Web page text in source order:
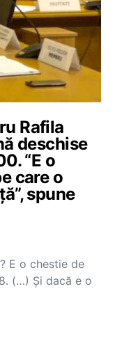
Rafila
deschise
“E o
care o
spune
E o chestie de
(…) Și dacă e o